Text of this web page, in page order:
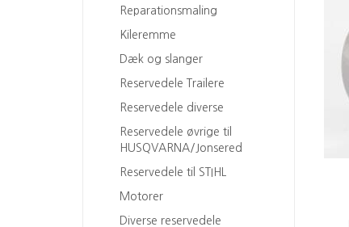
Reparationsmaling
Kileremme
Dæk og slanger
Reservedele Trailere
Reservedele diverse
Reservedele øvrige til
HUSQVARNA/Jonsered
Reservedele til STIHL
Motorer
Diverse reservedele